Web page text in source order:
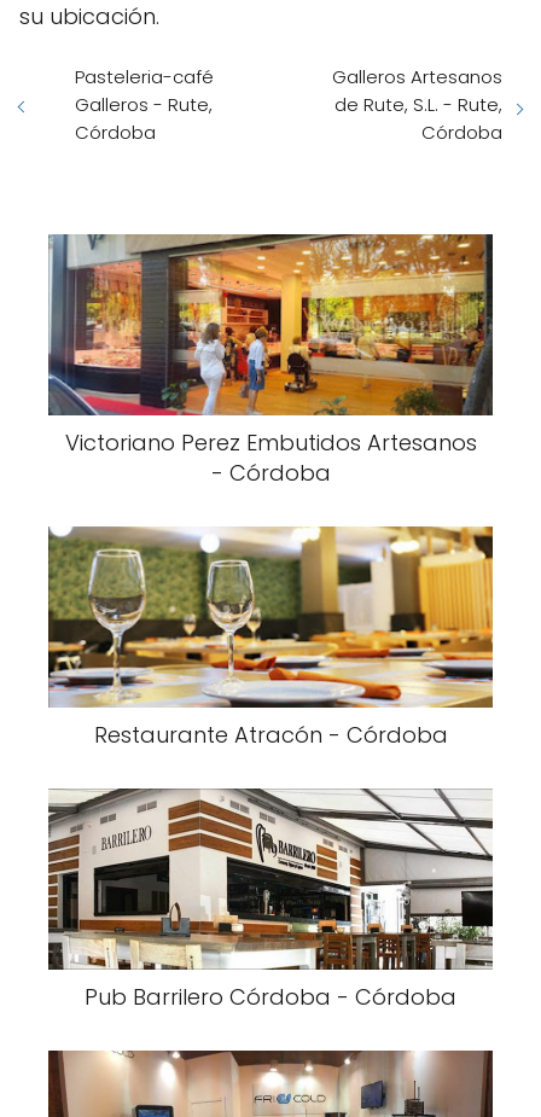
su ubicación.
Pasteleria-café
Galleros - Rute,
Córdoba
Galleros Artesanos
de Rute, S.L. - Rute,
Córdoba
Victoriano Perez Embutidos Artesanos
- Córdoba
Restaurante Atracón - Córdoba
Pub Barrilero Córdoba - Córdoba